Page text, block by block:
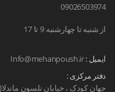
09026503974
از شنبه تا چهارشنبه 9 تا 17
ایمیل :Info@mehanpoush.ir
دفتر مرکزی :